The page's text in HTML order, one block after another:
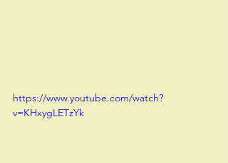
https://www.youtube.com/watch?
v=KHxygLETzYk